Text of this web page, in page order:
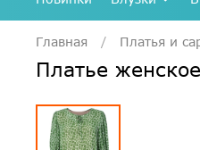
Главная Платья и
Платье